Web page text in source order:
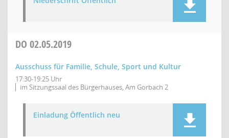
DO 02.05.2019
Ausschuss für Familie, Schule, Sport und Kultur
17:30-19:25 Uhr
im Sitzungssaal des Bürgerhauses, Am Gorbach 2
Einladung Öffentlich neu